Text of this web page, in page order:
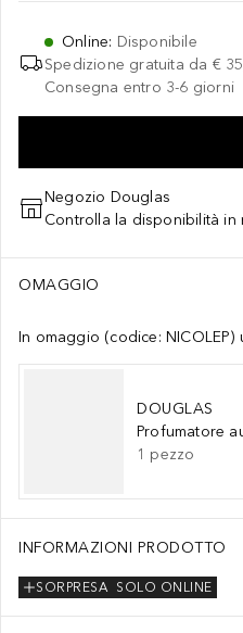
Online: Disponibile
Spedizione gratuita da €
Consegna entro 3-6 giorni
Negozio Douglas
Controlla la disponibilità in
OMAGGIO
In omaggio (codice:
DOUGLAS
Profumatore
1 pezzo
INFORMAZIONI PRODOTTO
SOLO ONLINE
SORPRESA